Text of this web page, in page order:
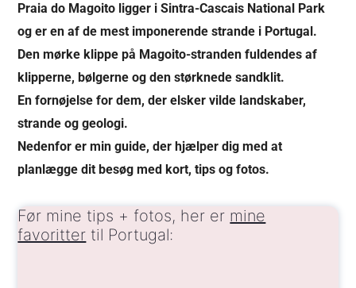
Praia do Magoito ligger i Sintra-Cascais National Park
og er en af de mest imponerende strande i Portugal.
Den mørke klippe på Magoito-stranden fuldendes af
klipperne, bølgerne og den størknede sandklit.
En fornøjelse for dem, der elsker vilde landskaber,
strande og geologi.
Nedenfor er min guide, der hjælper dig med at
planlægge dit besøg med kort, tips og fotos.
Før mine tips + fotos, her er mine
favoritter til Portugal: